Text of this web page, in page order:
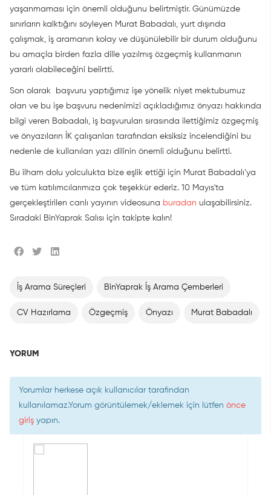
yaşanmaması için önemli olduğunu belirtmiştir. Günümüzde
sınırların kalktığını söyleyen Murat Babadalı, yurt dışında
çalışmak, iş aramanın kolay ve düşünülebilir bir durum olduğunu
bu amaçla birden fazla dille yazılmış özgeçmiş kullanmanın
yararlı olabileceğini belirtti.
Son olarak başvuru yaptığımız işe yönelik niyet mektubumuz
olan ve bu işe başvuru nedenimizi açıkladığımız önyazı hakkında
bilgi veren Babadalı, iş başvuruları sırasında ilettiğimiz özgeçmiş
ve önyazıların İK çalışanları tarafından eksiksiz incelendiğini bu
nedenle de kullanılan yazı dilinin önemli olduğunu belirtti.
Bu ilham dolu yolculukta bize eşlik ettiği için Murat Babadalı’ya
ve tüm katılımcılarımıza çok teşekkür ederiz. 10 Mayıs'ta
gerçekleştirilen canlı yayının videosuna buradan ulaşabilirsiniz.
Sıradaki BinYaprak Salısı için takipte kalın!
İş Arama Süreçleri BinYaprak İş Arama Çemberleri
CV Hazırlama Özgeçmiş Önyazı Murat Babadalı
YORUM
Yorumlar herkese açık kullanıcılar tarafından
kullanılamaz.Yorum görüntülemek/eklemek için lütfen önce
giriş yapın.